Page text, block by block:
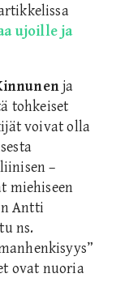
ujoille ja
ja
tohkeiset
voivat olla
–
miehiseen
Antti
ns.
ovat nuoria